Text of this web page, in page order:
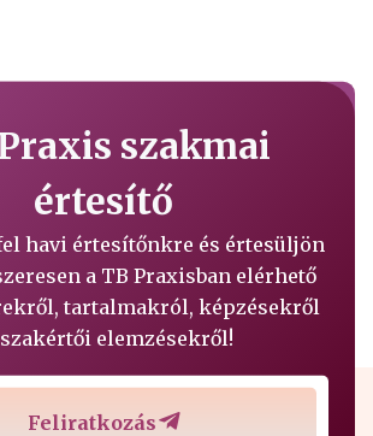
szakmai
értesítő
havi értesítőnkre és értesüljön
a TB Praxisban elérhető
tartalmakról, képzésekről
elemzésekről!
Feliratkozás